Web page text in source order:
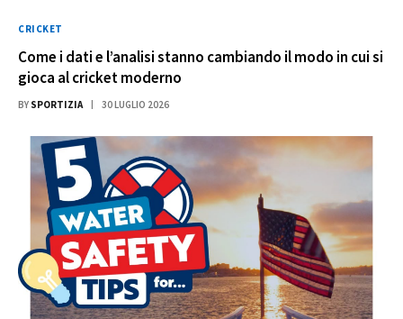
CRICKET
Come i dati e l’analisi stanno cambiando il modo in cui si
gioca al cricket moderno
BY SPORTIZIA 30 LUGLIO 2026